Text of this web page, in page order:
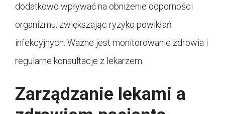
dodatkowo wpływać na obniżenie odporności
organizmu, zwiększając ryzyko powikłań
infekcyjnych. Ważne jest monitorowanie zdrowia i
regularne konsultacje z lekarzem.
Zarządzanie lekami a